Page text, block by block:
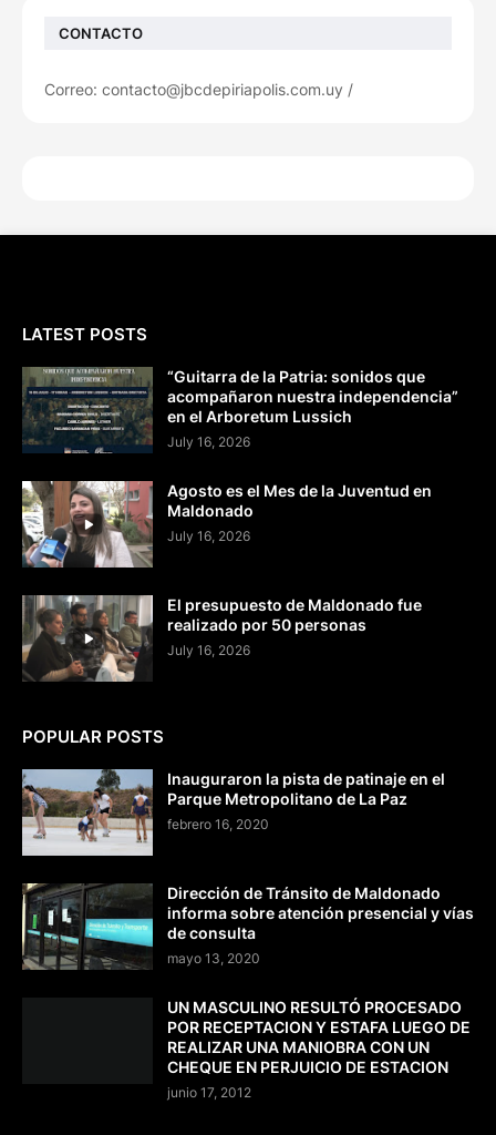
CONTACTO
Correo: contacto@jbcdepiriapolis.com.uy /
LATEST POSTS
“Guitarra de la Patria: sonidos que
acompañaron nuestra independencia”
en el Arboretum Lussich
July 16, 2026
Agosto es el Mes de la Juventud en
Maldonado
July 16, 2026
El presupuesto de Maldonado fue
realizado por 50 personas
July 16, 2026
POPULAR POSTS
Inauguraron la pista de patinaje en el
Parque Metropolitano de La Paz
febrero 16, 2020
Dirección de Tránsito de Maldonado
informa sobre atención presencial y vías
de consulta
mayo 13, 2020
UN MASCULINO RESULTÓ PROCESADO
POR RECEPTACION Y ESTAFA LUEGO DE
REALIZAR UNA MANIOBRA CON UN
CHEQUE EN PERJUICIO DE ESTACION
junio 17, 2012